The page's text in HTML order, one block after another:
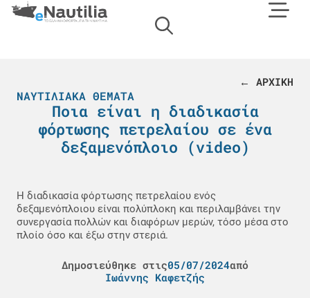
← ΑΡΧΙΚΗ
ΝΑΥΤΙΛΙΑΚΆ ΘΈΜΑΤΑ
Ποια είναι η διαδικασία
φόρτωσης πετρελαίου σε ένα
δεξαμενόπλοιο (video)
Η διαδικασία φόρτωσης πετρελαίου ενός
δεξαμενόπλοιου είναι πολύπλοκη και περιλαμβάνει την
συνεργασία πολλών και διαφόρων μερών, τόσο μέσα στο
πλοίο όσο και έξω στην στεριά.
Δημοσιεύθηκε στις05/07/2024από
Ιωάννης Καφετζής